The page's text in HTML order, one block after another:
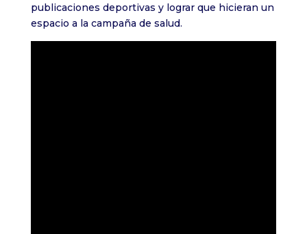
publicaciones deportivas y lograr que hicieran un
espacio a la campaña de salud.